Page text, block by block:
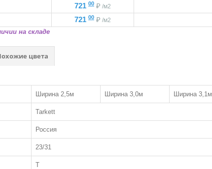
721 00 ₽ /м2
721 00 ₽ /м2
на складе
цвета
Ширина 2,5м Ширина 3,0м Ширина 3,1м
Tarkett
Россия
23/31
T